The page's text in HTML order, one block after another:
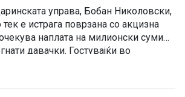
управа, Бобан Николовски,
е истрага поврзана со акцизна
наплата на милионски суми
давачки. Гостувајќи во
против“ на телевизија Алфа,
поддршка да постапува по